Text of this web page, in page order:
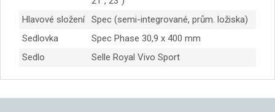
Hlavové složení
Spec (semi-integrované, prům. ložiska)
Sedlovka
Spec Phase 30,9 x 400 mm
Sedlo
Selle Royal Vivo Sport